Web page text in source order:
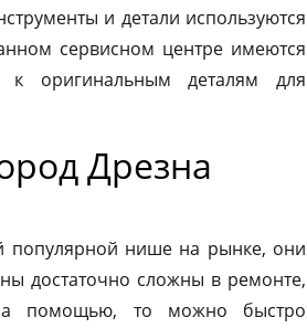
и детали используются
сервисном центре имеются
оригинальным деталям для
Дрезна
популярной нише на рынке, они
достаточно сложны в ремонте,
помощью, то можно быстро